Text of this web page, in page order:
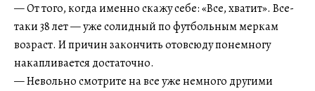
— От того, когда именно скажу себе: «Все, хватит». Все-
таки 38 лет — уже солидный по футбольным меркам
возраст. И причин закончить отовсюду понемногу
накапливается достаточно.
— Невольно смотрите на все уже немного другими